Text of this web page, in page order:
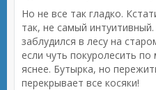
Но не все так гладко.
так, не самый
заблудился в лесу на
если чуть покуролесить
яснее. Бутырка, но
перекрывает все косяки!